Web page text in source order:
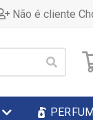
Não é cliente